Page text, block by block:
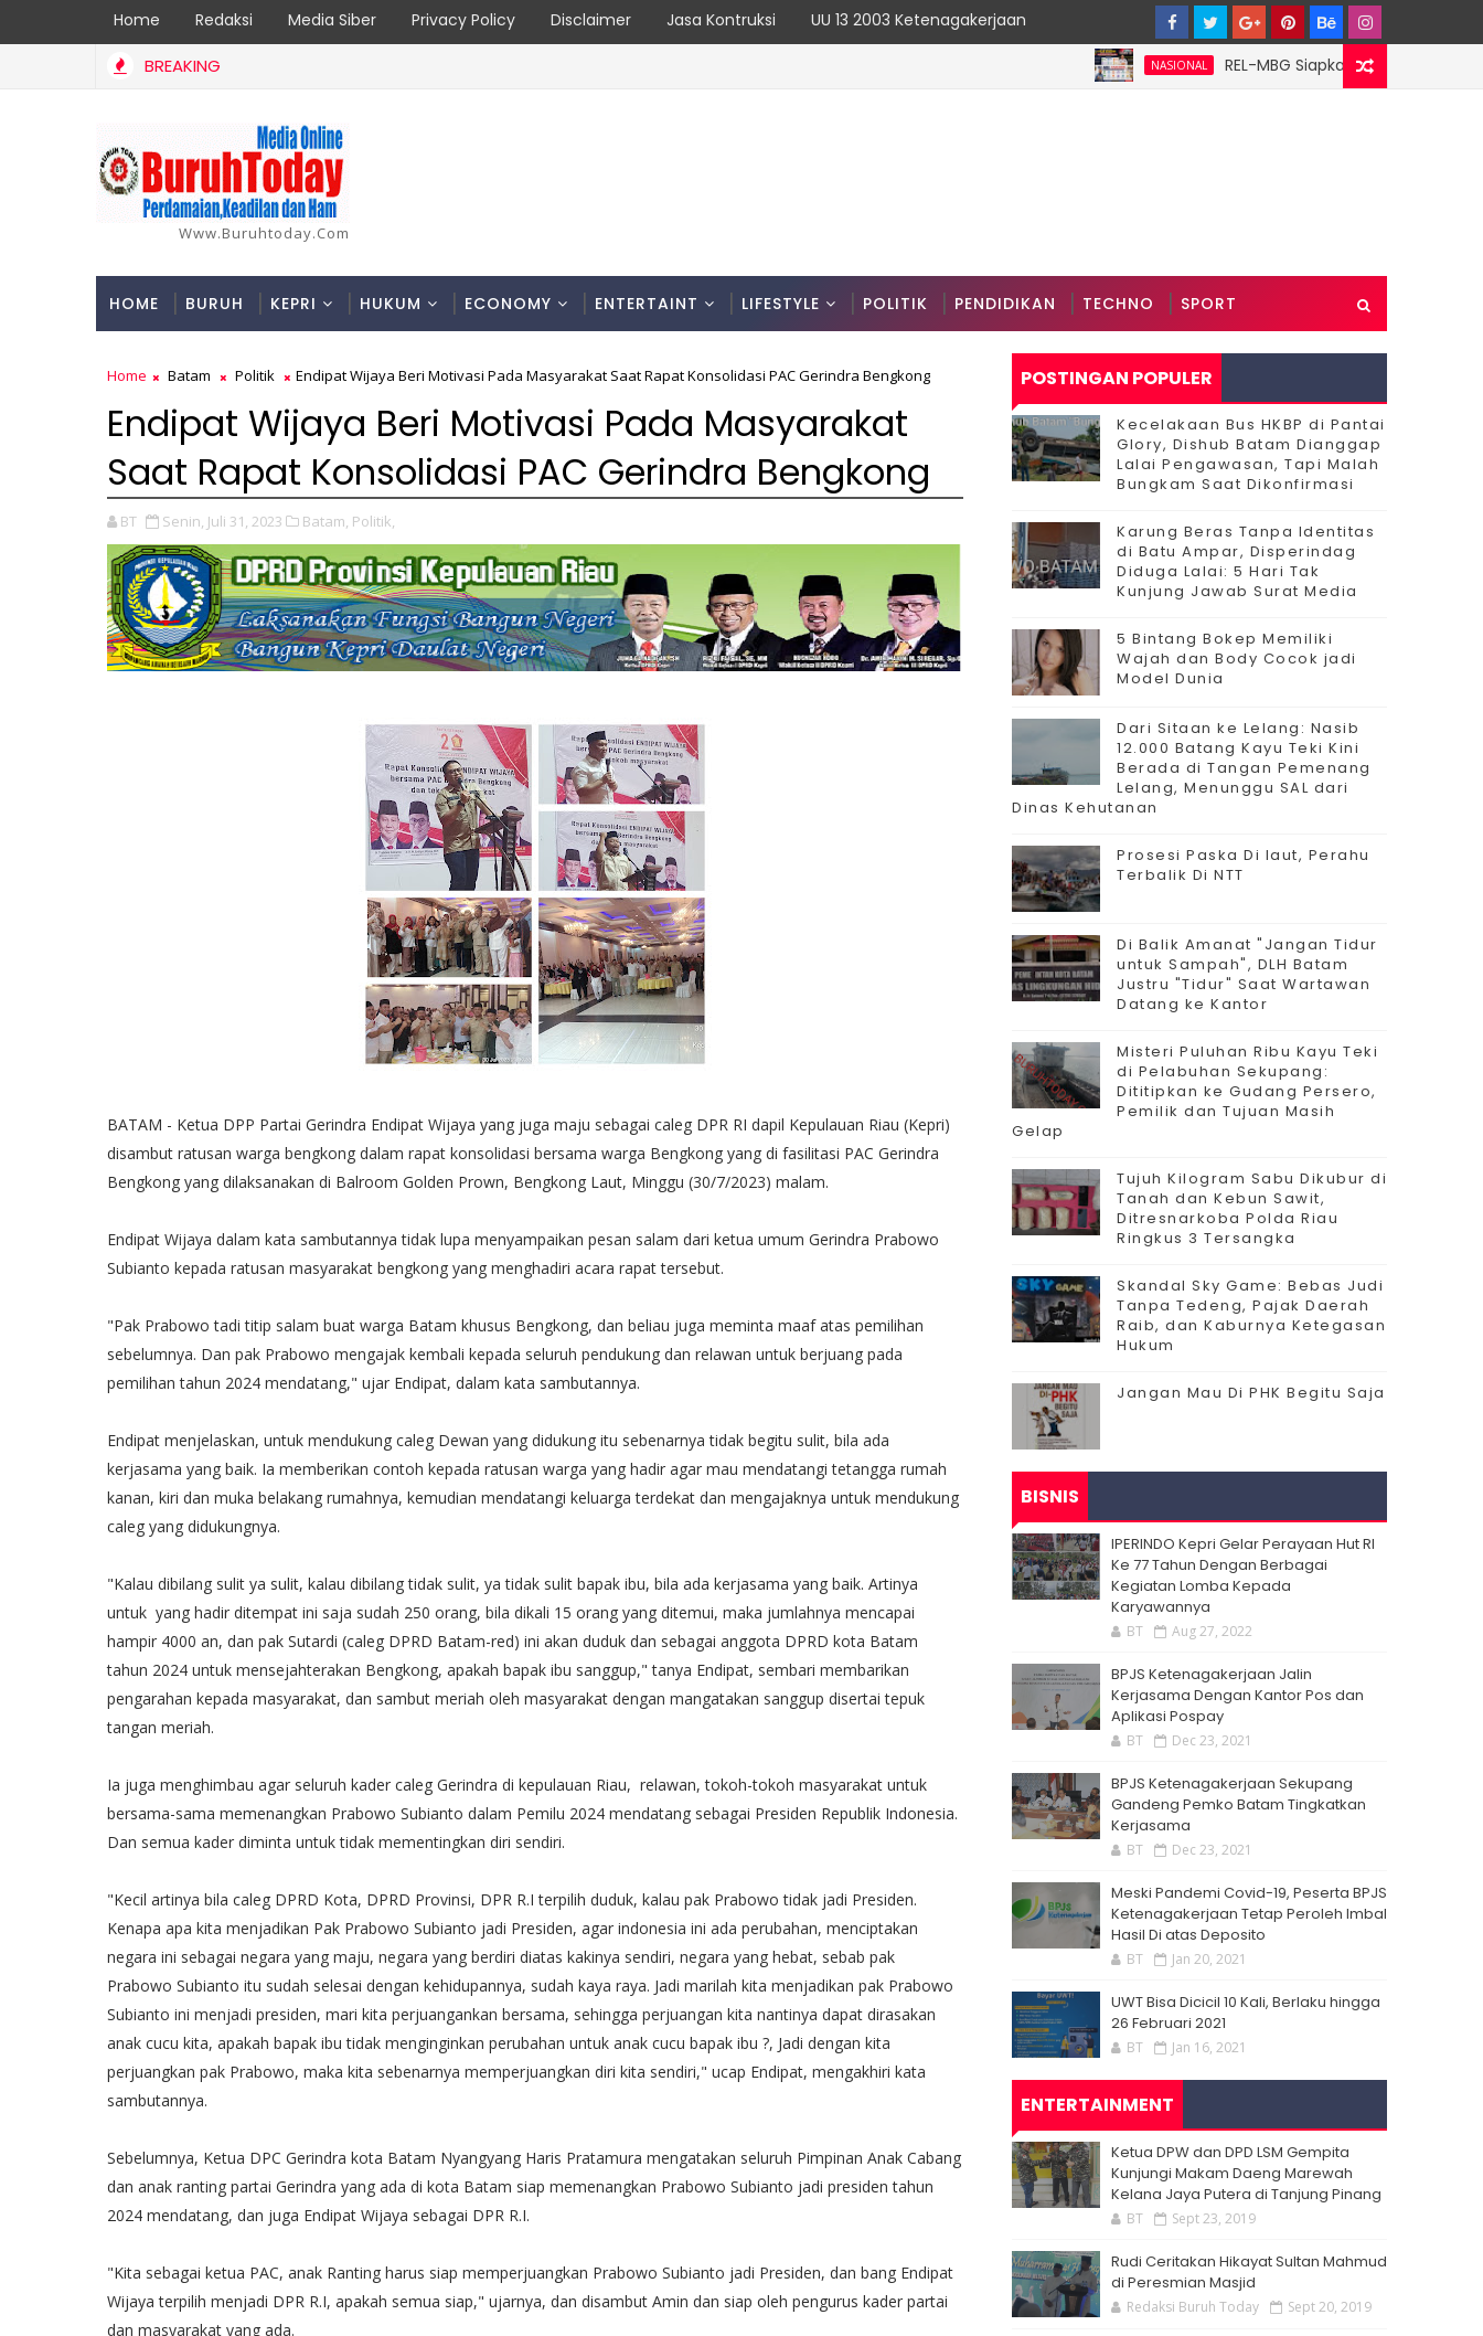
Home Redaksi Media Siber Privacy Policy Disclaimer Jasa Kontruksi UU 13 2003 Ketenagakerjaan
BREAKING NASIONAL
‎REL-MBG Siapkan 6 Pilar Program Kerja,
Www.buruhtoday.com
HOME BURUH KEPRI HUKUM ECONOMY ENTERTAINT LIFESTYLE POLITIK PENDIDIKAN TECHNO SPORT
Home Batam Politik Endipat Wijaya Beri Motivasi Pada Masyarakat Saat Rapat Konsolidasi PAC Gerindra Bengkong
Endipat Wijaya Beri Motivasi Pada Masyarakat
Saat Rapat Konsolidasi PAC Gerindra Bengkong
BT Senin, Juli 31, 2023 Batam, Politik,
BATAM - Ketua DPP Partai Gerindra Endipat Wijaya yang juga maju sebagai caleg DPR RI dapil Kepulauan Riau (Kepri)
disambut ratusan warga bengkong dalam rapat konsolidasi bersama warga Bengkong yang di fasilitasi PAC Gerindra
Bengkong yang dilaksanakan di Balroom Golden Prown, Bengkong Laut, Minggu (30/7/2023) malam.
Endipat Wijaya dalam kata sambutannya tidak lupa menyampaikan pesan salam dari ketua umum Gerindra Prabowo
Subianto kepada ratusan masyarakat bengkong yang menghadiri acara rapat tersebut.
"Pak Prabowo tadi titip salam buat warga Batam khusus Bengkong, dan beliau juga meminta maaf atas pemilihan
sebelumnya. Dan pak Prabowo mengajak kembali kepada seluruh pendukung dan relawan untuk berjuang pada
pemilihan tahun 2024 mendatang," ujar Endipat, dalam kata sambutannya.
Endipat menjelaskan, untuk mendukung caleg Dewan yang didukung itu sebenarnya tidak begitu sulit, bila ada
kerjasama yang baik. Ia memberikan contoh kepada ratusan warga yang hadir agar mau mendatangi tetangga rumah
kanan, kiri dan muka belakang rumahnya, kemudian mendatangi keluarga terdekat dan mengajaknya untuk mendukung
caleg yang didukungnya.
"Kalau dibilang sulit ya sulit, kalau dibilang tidak sulit, ya tidak sulit bapak ibu, bila ada kerjasama yang baik. Artinya
untuk yang hadir ditempat ini saja sudah 250 orang, bila dikali 15 orang yang ditemui, maka jumlahnya mencapai
hampir 4000 an, dan pak Sutardi (caleg DPRD Batam-red) ini akan duduk dan sebagai anggota DPRD kota Batam
tahun 2024 untuk mensejahterakan Bengkong, apakah bapak ibu sanggup," tanya Endipat, sembari membarikan
pengarahan kepada masyarakat, dan sambut meriah oleh masyarakat dengan mangatakan sanggup disertai tepuk
tangan meriah.
Ia juga menghimbau agar seluruh kader caleg Gerindra di kepulauan Riau, relawan, tokoh-tokoh masyarakat untuk
bersama-sama memenangkan Prabowo Subianto dalam Pemilu 2024 mendatang sebagai Presiden Republik Indonesia.
Dan semua kader diminta untuk tidak mementingkan diri sendiri.
"Kecil artinya bila caleg DPRD Kota, DPRD Provinsi, DPR R.I terpilih duduk, kalau pak Prabowo tidak jadi Presiden.
Kenapa apa kita menjadikan Pak Prabowo Subianto jadi Presiden, agar indonesia ini ada perubahan, menciptakan
negara ini sebagai negara yang maju, negara yang berdiri diatas kakinya sendiri, negara yang hebat, sebab pak
Prabowo Subianto itu sudah selesai dengan kehidupannya, sudah kaya raya. Jadi marilah kita menjadikan pak Prabowo
Subianto ini menjadi presiden, mari kita perjuangankan bersama, sehingga perjuangan kita nantinya dapat dirasakan
anak cucu kita, apakah bapak ibu tidak menginginkan perubahan untuk anak cucu bapak ibu ?, Jadi dengan kita
perjuangkan pak Prabowo, maka kita sebenarnya memperjuangkan diri kita sendiri," ucap Endipat, mengakhiri kata
sambutannya.
Sebelumnya, Ketua DPC Gerindra kota Batam Nyangyang Haris Pratamura mengatakan seluruh Pimpinan Anak Cabang
dan anak ranting partai Gerindra yang ada di kota Batam siap memenangkan Prabowo Subianto jadi presiden tahun
2024 mendatang, dan juga Endipat Wijaya sebagai DPR R.I.
"Kita sebagai ketua PAC, anak Ranting harus siap memperjuangkan Prabowo Subianto jadi Presiden, dan bang Endipat
Wijaya terpilih menjadi DPR R.I, apakah semua siap," ujarnya, dan disambut Amin dan siap oleh pengurus kader partai
dan masyarakat yang ada.
POSTINGAN POPULER
Kecelakaan Bus HKBP di Pantai
Glory, Dishub Batam Dianggap
Lalai Pengawasan, Tapi Malah
Bungkam Saat Dikonfirmasi
Karung Beras Tanpa Identitas
di Batu Ampar, Disperindag
Diduga Lalai: 5 Hari Tak
Kunjung Jawab Surat Media
5 Bintang Bokep Memiliki
Wajah dan Body Cocok jadi
Model Dunia
Dari Sitaan ke Lelang: Nasib
12.000 Batang Kayu Teki Kini
Berada di Tangan Pemenang
Lelang, Menunggu SAL dari
Dinas Kehutanan
Prosesi Paska Di laut, Perahu
Terbalik Di NTT
Di Balik Amanat "Jangan Tidur
untuk Sampah", DLH Batam
Justru "Tidur" Saat Wartawan
Datang ke Kantor
Misteri Puluhan Ribu Kayu Teki
di Pelabuhan Sekupang:
Dititipkan ke Gudang Persero,
Pemilik dan Tujuan Masih
Gelap
Tujuh Kilogram Sabu Dikubur di
Tanah dan Kebun Sawit,
Ditresnarkoba Polda Riau
Ringkus 3 Tersangka
Skandal Sky Game: Bebas Judi
Tanpa Tedeng, Pajak Daerah
Raib, dan Kaburnya Ketegasan
Hukum
Jangan Mau Di PHK Begitu Saja
BISNIS
IPERINDO Kepri Gelar Perayaan Hut RI
Ke 77 Tahun Dengan Berbagai
Kegiatan Lomba Kepada
Karyawannya
BT Aug 27, 2022
BPJS Ketenagakerjaan Jalin
Kerjasama Dengan Kantor Pos dan
Aplikasi Pospay
BT Dec 23, 2021
BPJS Ketenagakerjaan Sekupang
Gandeng Pemko Batam Tingkatkan
Kerjasama
BT Dec 23, 2021
Meski Pandemi Covid-19, Peserta BPJS
Ketenagakerjaan Tetap Peroleh Imbal
Hasil Di atas Deposito
BT Jan 20, 2021
UWT Bisa Dicicil 10 Kali, Berlaku hingga
26 Februari 2021
BT Jan 16, 2021
ENTERTAINMENT
Ketua DPW dan DPD LSM Gempita
Kunjungi Makam Daeng Marewah
Kelana Jaya Putera di Tanjung Pinang
BT Sept 23, 2019
Rudi Ceritakan Hikayat Sultan Mahmud
di Peresmian Masjid
Redaksi Buruh Today Sept 20, 2019